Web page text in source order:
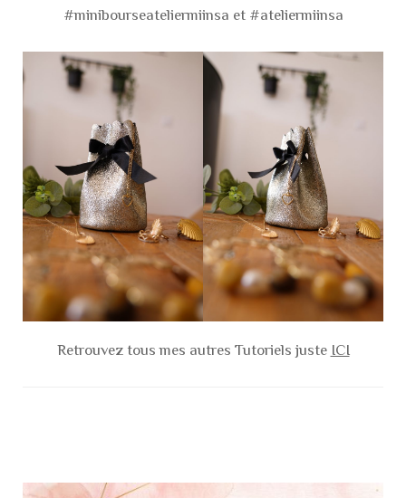
#minibourseateliermiinsa et #ateliermiinsa
Retrouvez tous mes autres Tutoriels juste ICI